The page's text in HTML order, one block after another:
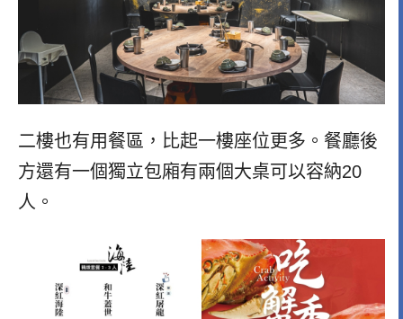
二樓也有用餐區，比起一樓座位更多。餐廳後
方還有一個獨立包廂有兩個大桌可以容納20
人。